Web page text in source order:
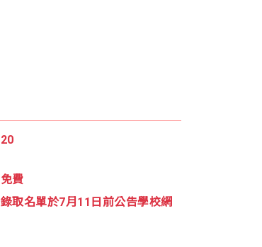
20
免費
錄取名單於7月11日前公告學校網